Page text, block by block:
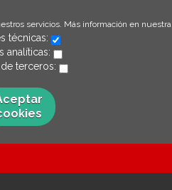
servicios. Más información en nuestra
técnicas:
analíticas:
terceros: